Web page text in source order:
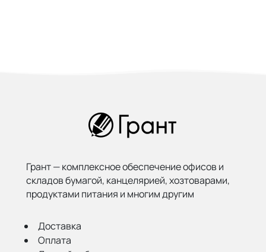
Грант — комплексное обеспечение офисов и
складов бумагой, канцелярией, хозтоварами,
продуктами питания и многим другим
Доставка
Оплата